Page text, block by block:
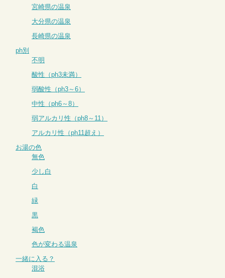
宮崎県の温泉
大分県の温泉
長崎県の温泉
ph別
不明
酸性（ph3未満）
弱酸性（ph3～6）
中性（ph6～8）
弱アルカリ性（ph8～11）
アルカリ性（ph11超え）
お湯の色
無色
少し白
白
緑
黒
褐色
色が変わる温泉
一緒に入る？
混浴